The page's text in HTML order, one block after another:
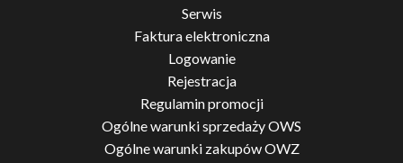
Serwis
Faktura elektroniczna
Logowanie
Rejestracja
Regulamin promocji
Ogólne warunki sprzedaży OWS
Ogólne warunki zakupów OWZ